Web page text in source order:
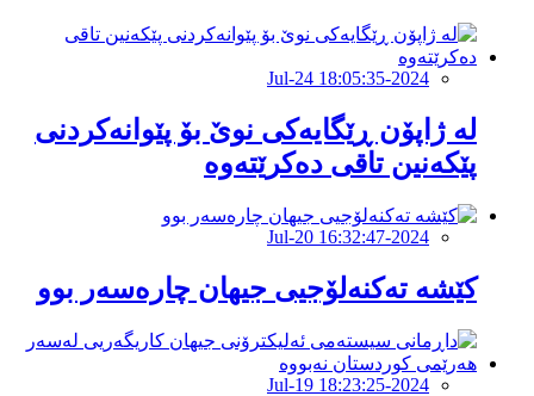
2024-Jul-24 18:05:35
لە ژاپۆن ڕێگایەکی نوێ بۆ پێوانەکردنی
پێکەنین تاقی دەکرێتەوە
2024-Jul-20 16:32:47
کێشە تەکنەلۆجیی جیهان چارەسەر بوو
2024-Jul-19 18:23:25